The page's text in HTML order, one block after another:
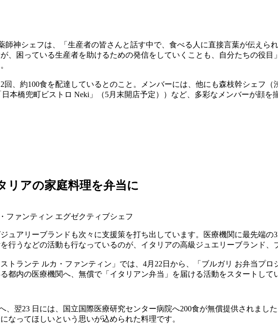
師神シェフは、「生産者の皆さんと話す中で、食べる人に直接言葉が伝えら
、困っている生産者を助けるための発信をしていくことも、自分たちの役
、約100食を配達しているとのこと。メンバーには、他にも森枝幹シェフ（
本橋兜町ビストロ Neki」（5月末開店予定））など、多彩なメンバーが顔を
リアの家庭料理を弁当に
ファンティン エグゼクティブシェフ
ュアリーブランドも次々に支援策を打ち出しています。医療機関に最先端
行うなどの活動も行なっているのが、イタリアの高級ジュエリーブランド、
トランテ ルカ・ファンティン」では、4月22日から、「ブルガリ お弁当プ
都内の医療機関へ、無償で「イタリアン弁当」を届ける活動をスタートして
翌23 日には、国立国際医療研究センター病院へ200食が無償提供されまし
なってほしいという思いが込められた料理です。